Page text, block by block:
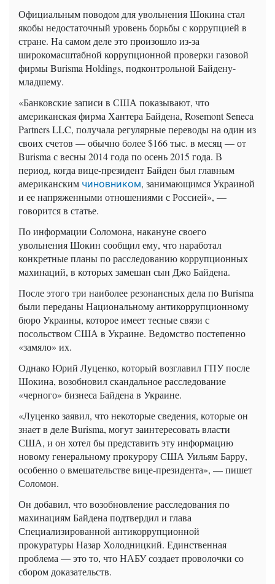
Официальным поводом для увольнения Шокина стал
якобы недостаточный уровень борьбы с коррупцией в
стране. На самом деле это произошло из-за
широкомасштабной коррупционной проверки газовой
фирмы Burisma Holdings, подконтрольной Байдену-
младшему.
«Банковские записи в США показывают, что
американская фирма Хантера Байдена, Rosemont Seneca
Partners LLC, получала регулярные переводы на один из
своих счетов — обычно более $166 тыс. в месяц — от
Burisma с весны 2014 года по осень 2015 года. В
период, когда вице-президент Байден был главным
американским чиновником, занимающимся Украиной
и ее напряженными отношениями с Россией», —
говорится в статье.
По информации Соломона, накануне своего
увольнения Шокин сообщил ему, что наработал
конкретные планы по расследованию коррупционных
махинаций, в которых замешан сын Джо Байдена.
После этого три наиболее резонансных дела по Burisma
были переданы Национальному антикоррупционному
бюро Украины, которое имеет тесные связи с
посольством США в Украине. Ведомство постепенно
«замяло» их.
Однако Юрий Луценко, который возглавил ГПУ после
Шокина, возобновил скандальное расследование
«черного» бизнеса Байдена в Украине.
«Луценко заявил, что некоторые сведения, которые он
знает в деле Burisma, могут заинтересовать власти
США, и он хотел бы представить эту информацию
новому генеральному прокурору США Уильям Барру,
особенно о вмешательстве вице-президента», — пишет
Соломон.
Он добавил, что возобновление расследования по
махинациям Байдена подтвердил и глава
Специализированной антикоррупционной
прокуратуры Назар Холодницкий. Единственная
проблема — это то, что НАБУ создает проволочки со
сбором доказательств.